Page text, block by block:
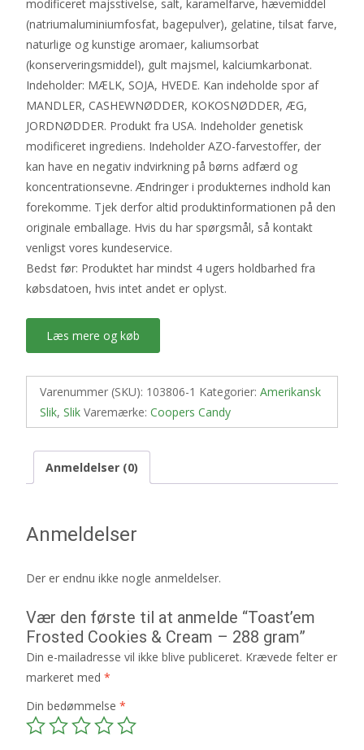
modificeret majsstivelse, salt, karamelfarve, hævemiddel
(natriumaluminiumfosfat, bagepulver), gelatine, tilsat farve,
naturlige og kunstige aromaer, kaliumsorbat
(konserveringsmiddel), gult majsmel, kalciumkarbonat.
Indeholder: MÆLK, SOJA, HVEDE. Kan indeholde spor af
MANDLER, CASHEWNØDDER, KOKOSNØDDER, ÆG,
JORDNØDDER. Produkt fra USA. Indeholder genetisk
modificeret ingrediens. Indeholder AZO-farvestoffer, der
kan have en negativ indvirkning på børns adfærd og
koncentrationsevne. Ændringer i produkternes indhold kan
forekomme. Tjek derfor altid produktinformationen på den
originale emballage. Hvis du har spørgsmål, så kontakt
venligst vores kundeservice.
Bedst før: Produktet har mindst 4 ugers holdbarhed fra
købsdatoen, hvis intet andet er oplyst.
Læs mere og køb
Varenummer (SKU): 103806-1 Kategorier: Amerikansk
Slik, Slik Varemærke: Coopers Candy
Anmeldelser (0)
Anmeldelser
Der er endnu ikke nogle anmeldelser.
Vær den første til at anmelde “Toast’em
Frosted Cookies & Cream – 288 gram”
Din e-mailadresse vil ikke blive publiceret. Krævede felter er
markeret med *
Din bedømmelse *